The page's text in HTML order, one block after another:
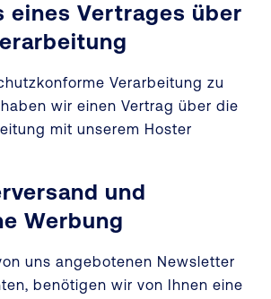
eines Vertrages über
Verarbeitung zu
wir einen Vertrag über die
mit unserem Hoster
und
Werbung
uns angebotenen Newsletter
benötigen wir von Ihnen eine